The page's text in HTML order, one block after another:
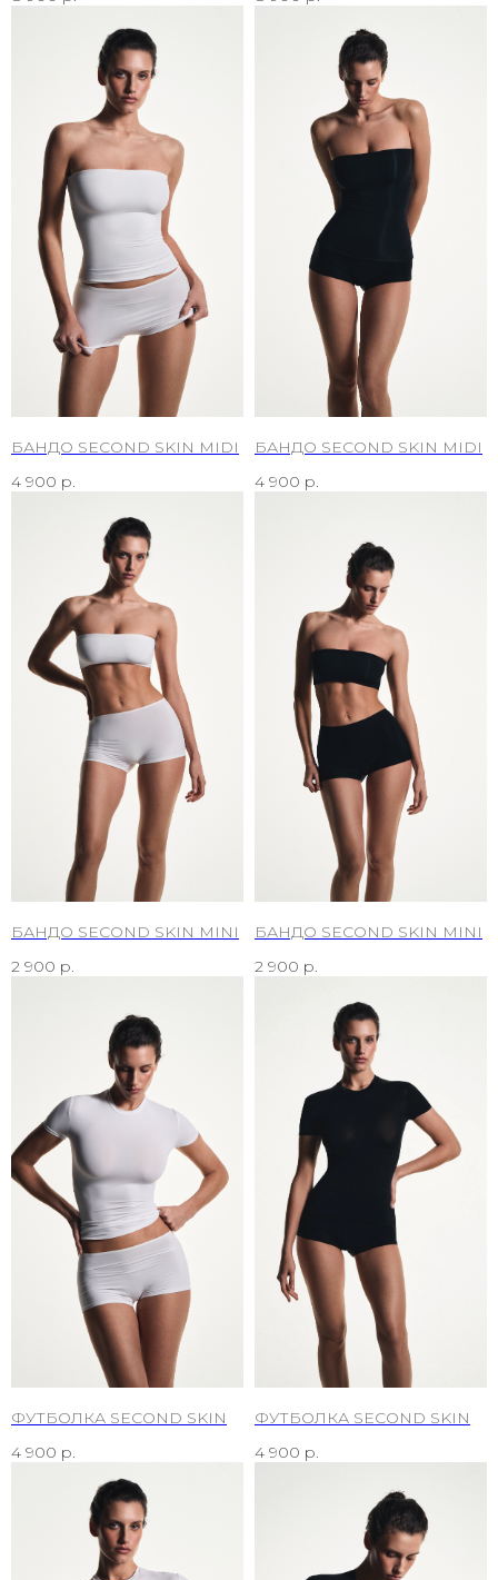
БАНДО SECOND SKIN MIDI
4 900 р.
БАНДО SECOND SKIN MIDI
4 900 р.
БАНДО SECOND SKIN MINI
2 900 р.
БАНДО SECOND SKIN MINI
2 900 р.
ФУТБОЛКА SECOND SKIN
4 900 р.
ФУТБОЛКА SECOND SKIN
4 900 р.